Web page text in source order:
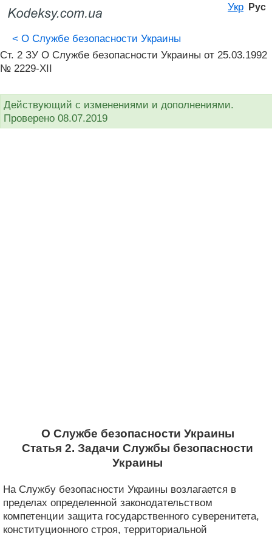
Укр Рус
< О Службе безопасности Украины
Ст. 2 ЗУ О Службе безопасности Украины от 25.03.1992
№ 2229-XII
Действующий с изменениями и дополнениями.
Проверено 08.07.2019
О Службе безопасности Украины
Статья 2. Задачи Службы безопасности
Украины
На Службу безопасности Украины возлагается в
пределах определенной законодательством
компетенции защита государственного суверенитета,
конституционного строя, территориальной